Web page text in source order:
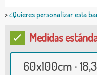
>¿Quieres personalizar esta
Medidas
60x100cm ·